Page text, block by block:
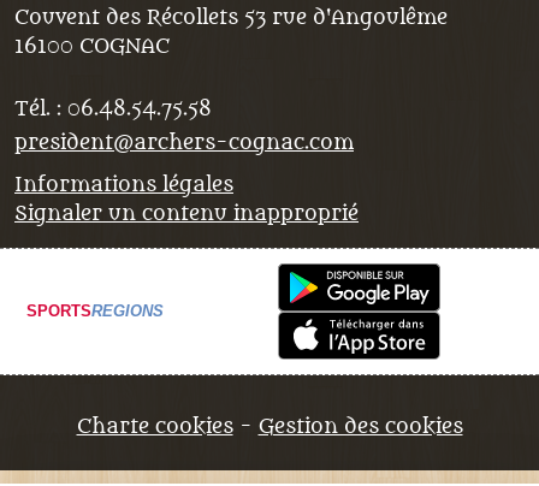
Couvent des Récollets 53 rue d'Angoulême
16100 COGNAC
Tél. : 06.48.54.75.58
president@archers-cognac.com
Informations légales
Signaler un contenu inapproprié
SPORTSREGIONS
Charte cookies Gestion des cookies